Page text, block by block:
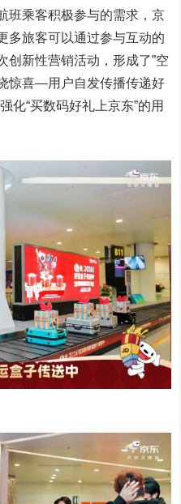
班乘客积极参与的需求，京
多旅客可以通过参与互动的
创新性营销活动，形成了”空
惊喜—用户自发传播传递好
化“买数码好礼上京东”的用